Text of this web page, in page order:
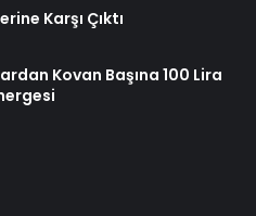
Karşı Çıktı
Kovan Başına 100 Lira